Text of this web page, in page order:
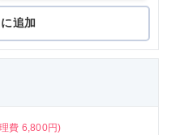
追加
費 6,800円)